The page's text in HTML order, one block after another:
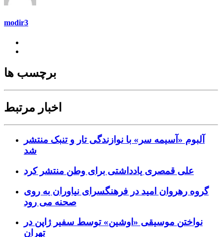
modir3
برچسب ها
اخبار مرتبط
آلبوم «آسیمه سر» با نوازندگی تار و تنبک منتشر
شد
علی قمصری یادداشتی برای وطن منتشر کرد
گروه رهروان امید در فرهنگسرای نیاوران به روی
صحنه می رود
نواختن موسیقی «اوشین» توسط سفیر ژاپن در
تهران